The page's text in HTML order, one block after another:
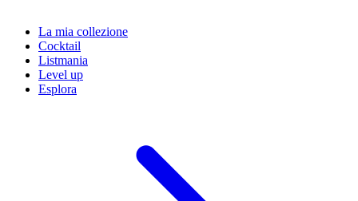
La mia collezione
Cocktail
Listmania
Level up
Esplora